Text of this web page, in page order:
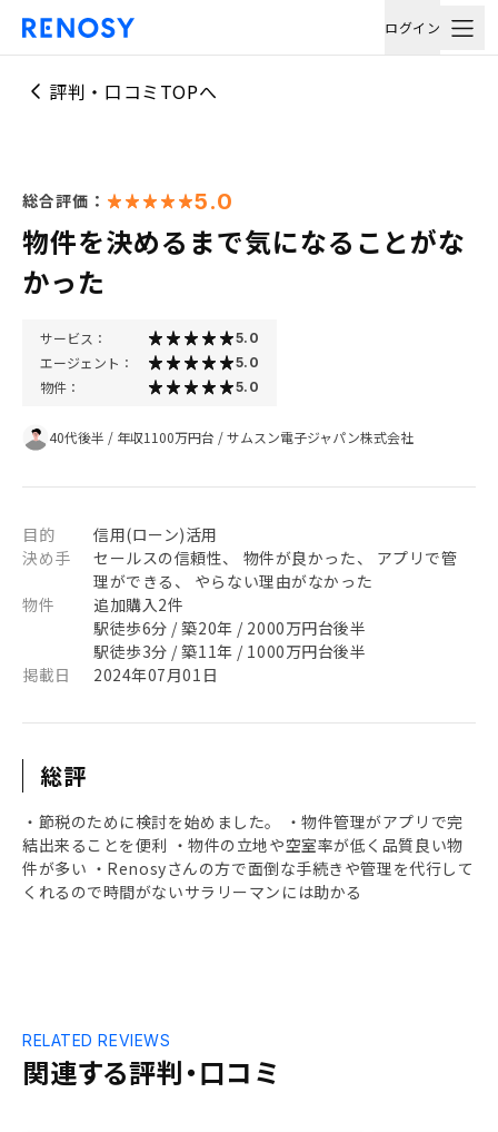
ログイン
評判・口コミTOPへ
総合評価： 5.0
物件を決めるまで気になることがな
かった
サービス： 5.0
エージェント： 5.0
物件： 5.0
40代後半 / 年収1100万円台 /サムスン電子ジャパン株式会社
目的
信用(ローン)活用
決め手
セールスの信頼性、 物件が良かった、 アプリで管
理ができる、 やらない理由がなかった
物件
追加購入2件
駅徒歩6分 / 築20年 / 2000万円台後半
駅徒歩3分 / 築11年 / 1000万円台後半
掲載日
2024年07月01日
総評
・節税のために検討を始めました。 ・物件管理がアプリで完
結出来ることを便利 ・物件の立地や空室率が低く品質良い物
件が多い ・Renosyさんの方で面倒な手続きや管理を代行して
くれるので時間がないサラリーマンには助かる
関連する評判・口コミ
RELATED REVIEWS